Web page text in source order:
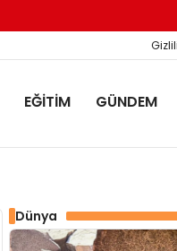
EĞİTİM GÜNDEM
Dünya